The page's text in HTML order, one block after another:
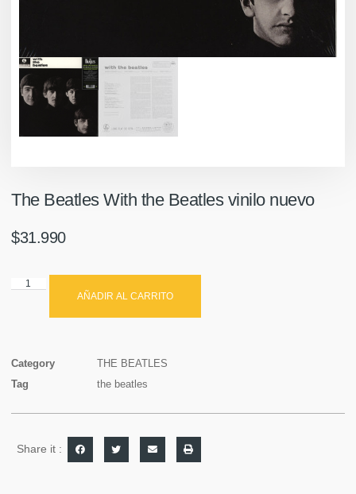
The Beatles With the Beatles vinilo nuevo
$31.990
AÑADIR AL CARRITO
Category
THE BEATLES
Tag
the beatles
Share it :